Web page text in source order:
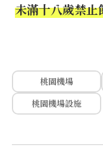
未滿十八歲禁
桃園機場
桃園機場設施